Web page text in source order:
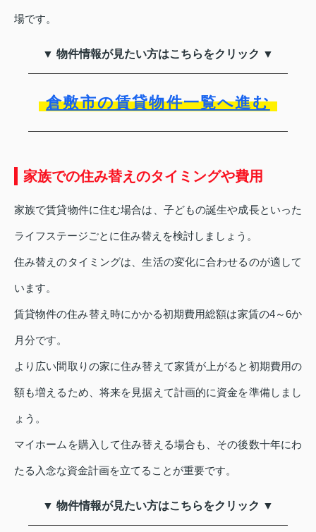
場です。
▼ 物件情報が見たい方はこちらをクリック ▼
倉敷市の賃貸物件一覧へ進む
家族での住み替えのタイミングや費用
家族で賃貸物件に住む場合は、子どもの誕生や成長といった
ライフステージごとに住み替えを検討しましょう。
住み替えのタイミングは、生活の変化に合わせるのが適して
います。
賃貸物件の住み替え時にかかる初期費用総額は家賃の4～6か
月分です。
より広い間取りの家に住み替えて家賃が上がると初期費用の
額も増えるため、将来を見据えて計画的に資金を準備しまし
ょう。
マイホームを購入して住み替える場合も、その後数十年にわ
たる入念な資金計画を立てることが重要です。
▼ 物件情報が見たい方はこちらをクリック ▼